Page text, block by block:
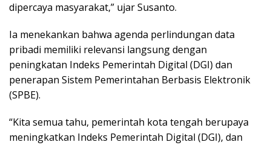
dipercaya masyarakat,” ujar Susanto.
Ia menekankan bahwa agenda perlindungan data
pribadi memiliki relevansi langsung dengan
peningkatan Indeks Pemerintah Digital (DGI) dan
penerapan Sistem Pemerintahan Berbasis Elektronik
(SPBE).
“Kita semua tahu, pemerintah kota tengah berupaya
meningkatkan Indeks Pemerintah Digital (DGI), dan